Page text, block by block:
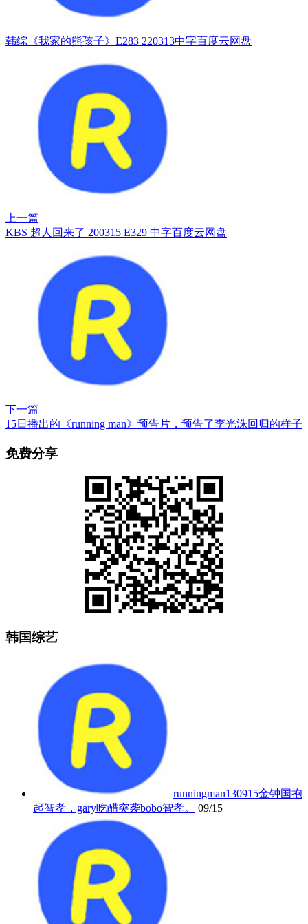
韩综《我家的熊孩子》E283 220313中字百度云网盘
上一篇
KBS 超人回来了 200315 E329 中字百度云网盘
下一篇
15日播出的《running man》预告片，预告了李光洙回归的样子
免费分享
韩国综艺
runningman130915金钟国抱
起智孝，gary吃醋突袭bobo智孝。
09/15